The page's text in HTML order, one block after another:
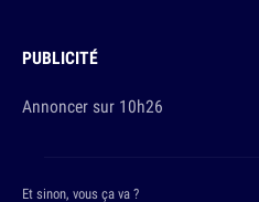
PUBLICITÉ
Annoncer sur 10h26
Et sinon, vous ça va ?